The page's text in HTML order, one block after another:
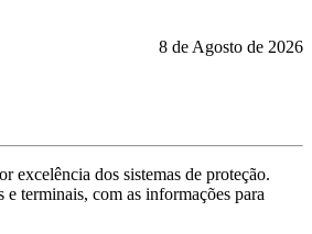
8 de Agosto de 2026
excelência dos sistemas de proteção.
e terminais, com as informações para